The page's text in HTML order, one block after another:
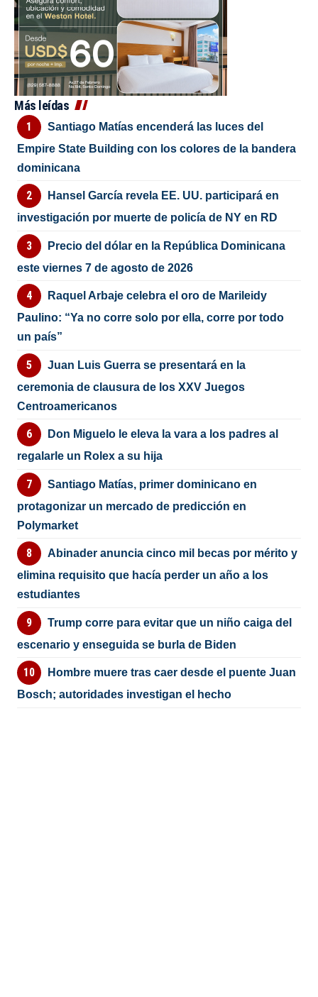
Más leídas
Santiago Matías encenderá las luces del
Empire State Building con los colores de la bandera
dominicana
Hansel García revela EE. UU. participará en
investigación por muerte de policía de NY en RD
Precio del dólar en la República Dominicana
este viernes 7 de agosto de 2026
Raquel Arbaje celebra el oro de Marileidy
Paulino: “Ya no corre solo por ella, corre por todo
un país”
Juan Luis Guerra se presentará en la
ceremonia de clausura de los XXV Juegos
Centroamericanos
Don Miguelo le eleva la vara a los padres al
regalarle un Rolex a su hija
Santiago Matías, primer dominicano en
protagonizar un mercado de predicción en
Polymarket
Abinader anuncia cinco mil becas por mérito y
elimina requisito que hacía perder un año a los
estudiantes
Trump corre para evitar que un niño caiga del
escenario y enseguida se burla de Biden
Hombre muere tras caer desde el puente Juan
Bosch; autoridades investigan el hecho